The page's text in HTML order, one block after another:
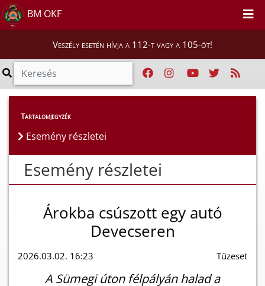
BM OKF
Veszély esetén hívja a 112-t vagy a 105-öt!
Esemény részletei
Tartalomjegyzék
Esemény részletei
Esemény részletei
Árokba csúszott egy autó
Devecseren
2026.03.02. 16:23 Tűzeset
A Sümegi úton félpályán halad a